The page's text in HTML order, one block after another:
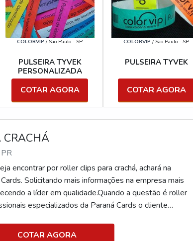
COLORVIP / São Paulo - SP
PULSEIRA TYVEK
PERSONALIZADA
COTAR AGORA
COLORVIP / São Paulo - SP
PULSEIRA TYVEK
COTAR AGORA
CRACHÁ
encontrar por roller clips para crachá, achará na
Solicitando mais informações na empresa mais
a líder em qualidade.Quando a questão é roller
especializados da Paraná Cards o cliente
CLIPS PARA CR...
COTAR AGORA